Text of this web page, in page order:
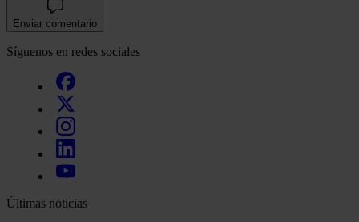
Enviar comentario
Síguenos en redes sociales
Últimas noticias